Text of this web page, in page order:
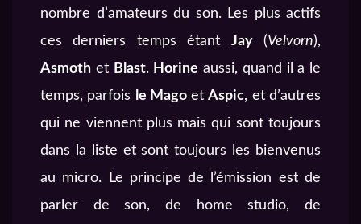
nombre d’amateurs du son. Les plus actifs
ces derniers temps étant Jay(Velvorn),
Asmoth et Blast. Horine aussi, quand il a le
temps, parfois
le MagoetAspic, et d’autres
qui ne viennent plus mais qui sont toujours
dans la liste et sont toujours les bienvenus
au micro. Le principe de l’émission est de
parler de son, de home studio, de